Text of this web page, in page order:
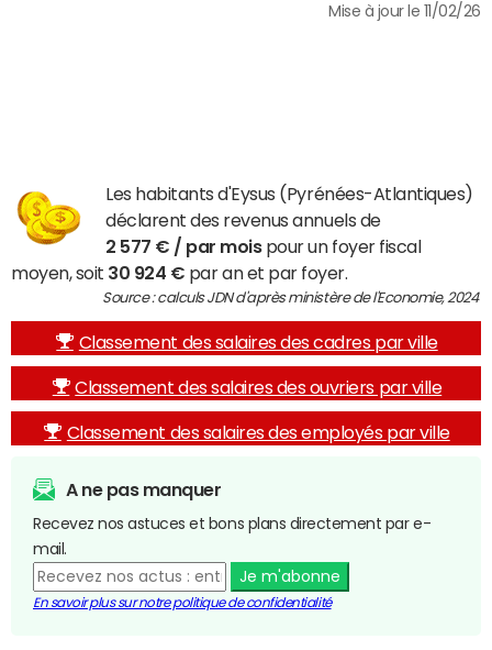
Mise à jour le 11/02/26
Les habitants d'Eysus (Pyrénées-Atlantiques)
déclarent des revenus annuels de
2 577 € / par moispour un foyer fiscal
moyen, soit 30 924 € par an et par foyer.
Source : calculs JDN d'après ministère de l'Economie, 2024
Classement des salaires des cadres par ville
Classement des salaires des ouvriers par ville
Classement des salaires des employés par ville
A ne pas manquer
Recevez nos astuces et bons plans directement par e-
mail.
Je m'abonne
En savoir plus sur notre politique de confidentialité